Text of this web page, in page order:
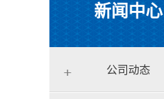
新闻中心
公司动态